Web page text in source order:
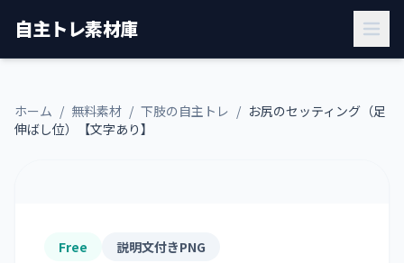
自主トレ素材庫
ホーム / 無料素材 / 下肢の自主トレ / お尻のセッティング（足
伸ばし位）【文字あり】
Free 説明文付きPNG